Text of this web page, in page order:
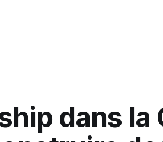
dans la